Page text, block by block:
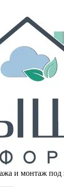
и монтаж под